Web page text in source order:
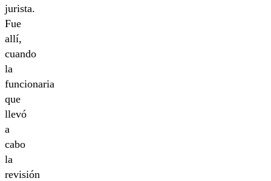
jurista.
Fue
allí,
cuando
la
funcionaria
que
llevó
a
cabo
la
revisión